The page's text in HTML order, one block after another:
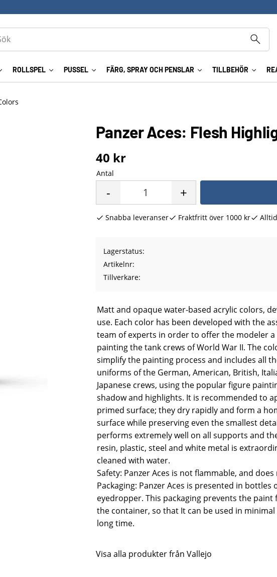
ROLLSPEL PUSSEL FÄRG, SPRAY OCH PENSLAR TILLBEHÖR
Panzer Aces: Flesh
40 kr
Antal
+
-
Snabba leveranser Fraktfritt över 1000 kr
Lagerstatus
Artikelnr
Tillverkare
Matt and opaque water-based acrylic colors,
use. Each color has been developed with the
team of experts in order to offer the modeler
painting the tank crews of World War II. The
simplify the painting process and includes all
uniforms of the German, American, British,
Japanese crews, using the popular figure
shadow and highlights. It is recommended to
primed surface; they dry rapidly and form a
surface while preserving even the smallest
performs extremely well on all supports and
resin, plastic, steel and white metal is
cleaned with water.
Safety: Panzer Aces is not flammable, and
Packaging: Panzer Aces is presented in bottles
eyedropper. This packaging prevents the
the container, so that It can be used in
long time.
Visa alla produkter från Vallejo